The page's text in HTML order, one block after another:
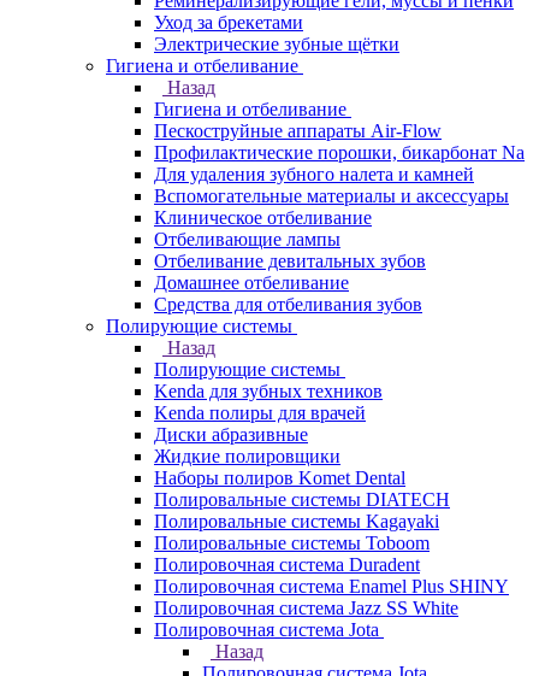
Уход за брекетами
Электрические зубные щётки
Гигиена и отбеливание
Назад
Гигиена и отбеливание
Пескоструйные аппараты Air-Flow
Профилактические порошки, бикарбонат Na
Для удаления зубного налета и камней
Вспомогательные материалы и аксессуары
Клиническое отбеливание
Отбеливающие лампы
Отбеливание девитальных зубов
Домашнее отбеливание
Средства для отбеливания зубов
Полирующие системы
Назад
Полирующие системы
Kenda для зубных техников
Kenda полиры для врачей
Диски абразивные
Жидкие полировщики
Наборы полиров Komet Dental
Полировальные системы DIATECH
Полировальные системы Kagayaki
Полировальные системы Toboom
Полировочная система Duradent
Полировочная система Enamel Plus SHINY
Полировочная система Jazz SS White
Полировочная система Jota
Назад